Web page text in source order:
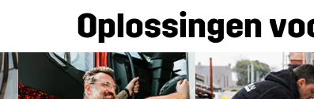
Oplossingen